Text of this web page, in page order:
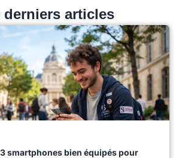
derniers articles
smartphones bien équipés pour